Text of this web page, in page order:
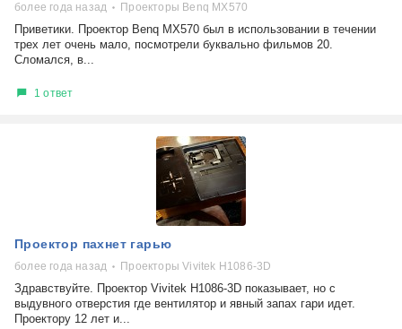
более года назад Проекторы Benq МХ570
Приветики. Проектор Benq MX570 был в использовании в течении
трех лет очень мало, посмотрели буквально фильмов 20.
Сломался, в...
1 ответ
Проектор пахнет гарью
более года назад Проекторы Vivitek H1086-3D
Здравствуйте. Проектор Vivitek H1086-3D показывает, но с
выдувного отверстия где вентилятор и явный запах гари идет.
Проектору 12 лет и...